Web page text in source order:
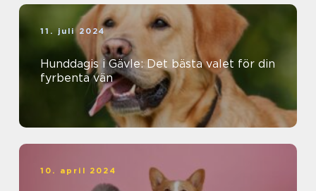
11. juli 2024
Hunddagis i Gävle: Det bästa valet för din
fyrbenta vän
10. april 2024